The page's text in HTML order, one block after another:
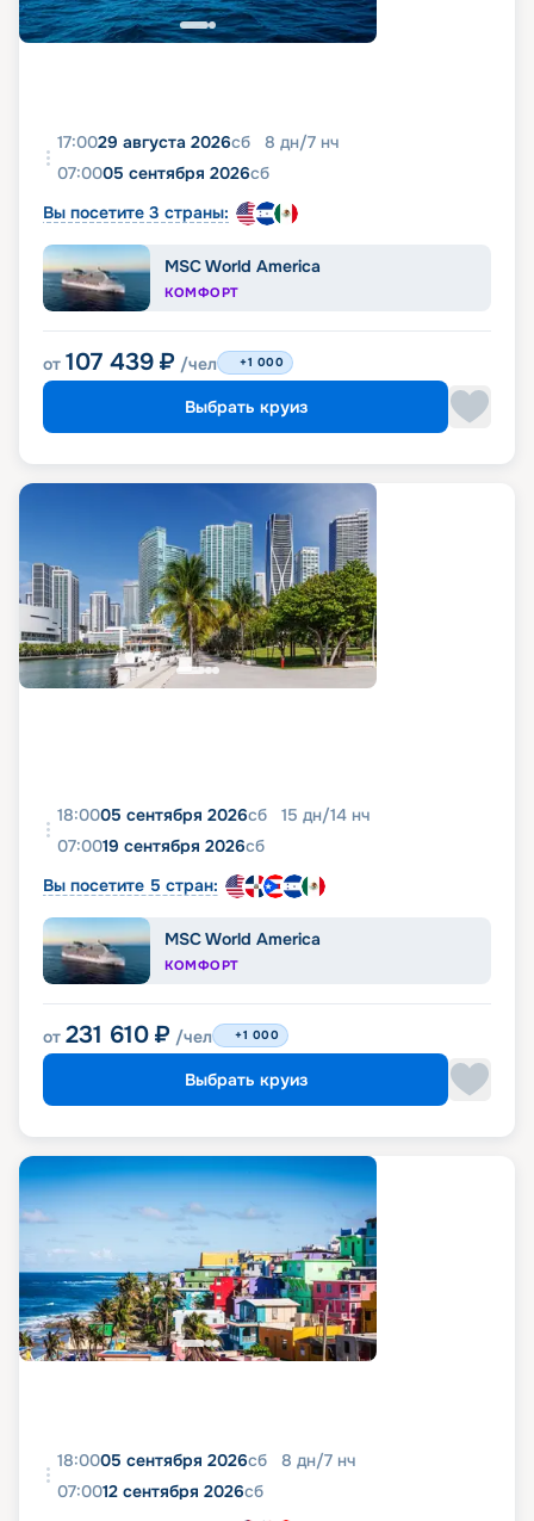
17:0029 августа 2026сб 8 дн/7 нч
07:0005 сентября 2026сб
Вы посетите 3 страны:
MSC World America
КОМФОРТ
от 107 439 ₽ /чел +1 000
Выбрать круиз
18:0005 сентября 2026сб 15 дн/14 нч
07:0019 сентября 2026сб
Вы посетите 5 стран:
MSC World America
КОМФОРТ
от 231 610 ₽ /чел +1 000
Выбрать круиз
18:0005 сентября 2026сб 8 дн/7 нч
07:0012 сентября 2026сб